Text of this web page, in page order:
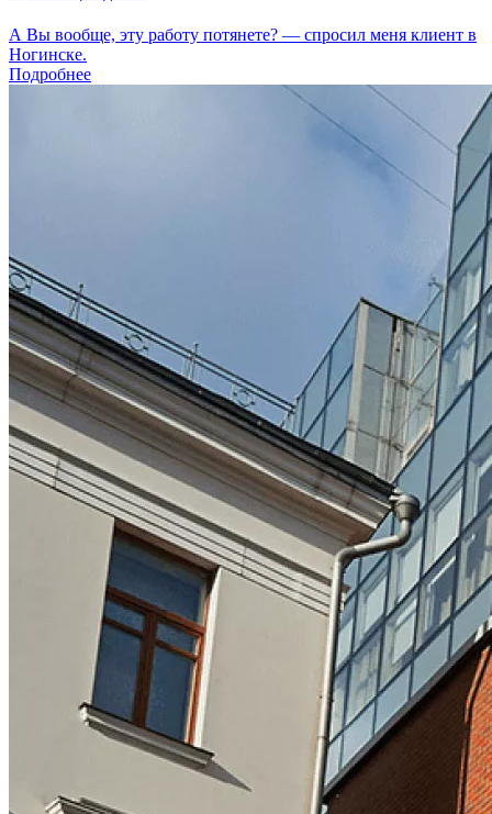
А Вы вообще, эту работу потянете? — спросил меня клиент в
Ногинске.
Подробнее